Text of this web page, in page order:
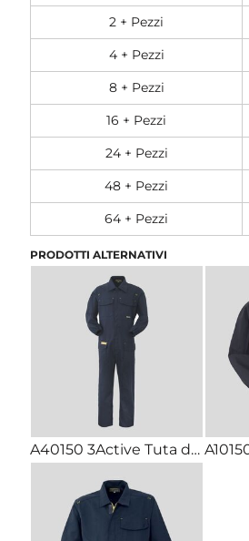
2 + Pezzi
4 + Pezzi
8 + Pezzi
16 + Pezzi
24 + Pezzi
48 + Pezzi
64 + Pezzi
PRODOTTI ALTERNATIVI
A40150 3Active Tuta da lavoro certificata antistatica antifiamma arco elettrico antiacido